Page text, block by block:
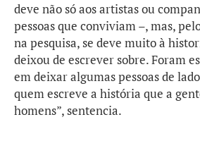
deve não só aos artistas ou
pessoas que conviviam –, mas,
na pesquisa, se deve muito à
deixou de escrever sobre. Foram
em deixar algumas pessoas de
quem escreve a história que a
homens”, sentencia.